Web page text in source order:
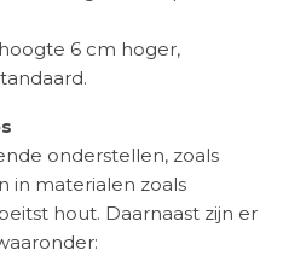
6 cm hoger,
onderstellen, zoals
in materialen zoals
hout. Daarnaast zijn er